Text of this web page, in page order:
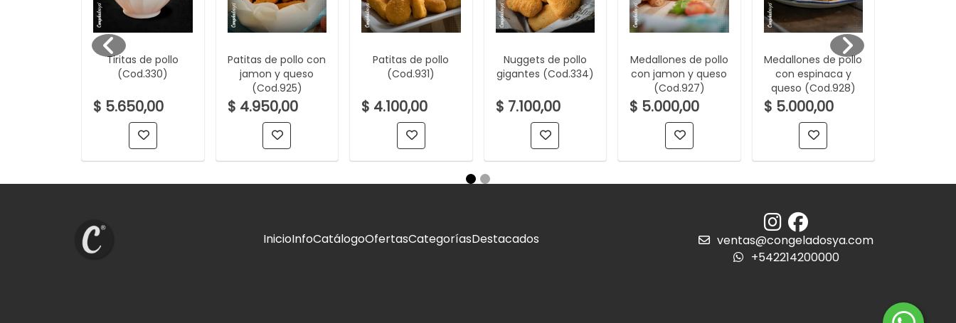
Tiritas de pollo
(Cod.330)
$ 5.650,00
Patitas de pollo con
jamon y queso
(Cod.925)
$ 4.950,00
Patitas de pollo
(Cod.931)
$ 4.100,00
Nuggets de pollo
gigantes (Cod.334)
$ 7.100,00
Medallones de pollo
con jamon y queso
(Cod.927)
$ 5.000,00
Medallones de pollo
con espinaca y
queso (Cod.928)
$ 5.000,00
InicioInfoCatálogoOfertasCategoríasDestacados
ventas@congeladosya.com
+542214200000